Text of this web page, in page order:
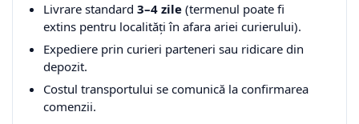
Livrare standard 3–4 zile (termenul poate fi
extins pentru localități în afara ariei curierului).
Expediere prin curieri parteneri sau ridicare din
depozit.
Costul transportului se comunică la confirmarea
comenzii.